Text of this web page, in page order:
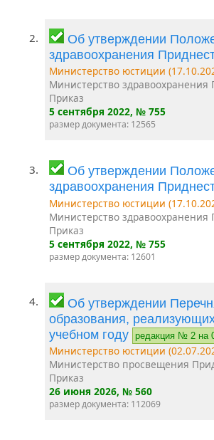
2.
Об утверждении
здравоохранения
Министерство юстиции
Министерство здравоохранения
Приказ
5 сентября 2022, № 755
размер документа: 12565
3.
Об утверждении
здравоохранения
Министерство юстиции
Министерство здравоохранения
Приказ
5 сентября 2022, № 755
размер документа: 12601
4.
Об утверждении
образования,
учебном году
редакция № 2 на
Министерство юстиции
Министерство просвещения
Приказ
26 июня 2026, № 560
размер документа: 112069